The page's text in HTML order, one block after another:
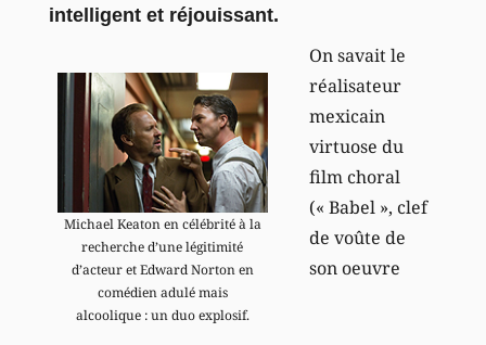
intelligent et réjouissant.
Michael Keaton en célébrité à la
recherche d’une légitimité
d’acteur et Edward Norton en
comédien adulé mais
alcoolique : un duo explosif.
On savait le
réalisateur
mexicain
virtuose du
film choral
(« Babel », clef
de voûte de
son oeuvre